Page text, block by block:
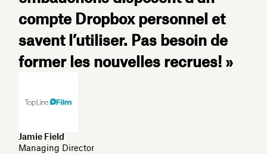
compte Dropbox personnel et
savent l’utiliser. Pas besoin de
former les nouvelles recrues! »
Jamie Field
Managing Director